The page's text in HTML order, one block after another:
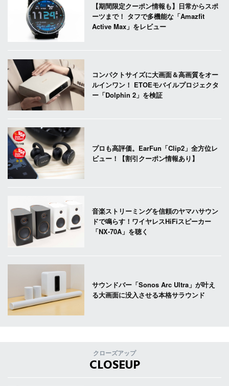
【期間限定クーポン情報も】日常からスポ
ーツまで！ タフで多機能な「Amazfit
Active Max」をレビュー
コンパクトサイズに大画面＆高画質をオー
ルインワン！ ETOEモバイルプロジェクタ
ー「Dolphin 2」を検証
プロも高評価。EarFun「Clip2」全方位レ
ビュー！【割引クーポン情報あり】
音楽ストリーミングを信頼のヤマハサウン
ドで鳴らす！ワイヤレスHiFiスピーカー
「NX-70A」を聴く
サウンドバー「Sonos Arc Ultra」が叶え
る大画面に没入させる本格サラウンド
クローズアップ
CLOSEUP